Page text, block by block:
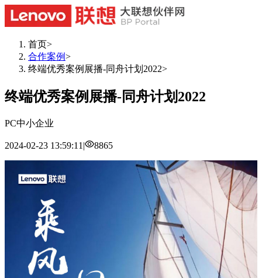
首页>
合作案例>
终端优秀案例展播-同舟计划2022>
终端优秀案例展播-同舟计划2022
PC中小企业
2024-02-23 13:59:11 | 8865